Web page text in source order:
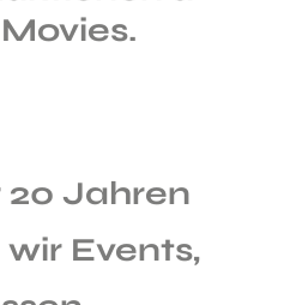
20 Jahren
Events,